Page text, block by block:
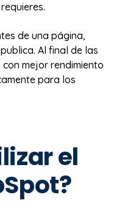
de una página,
Al final de las
mejor rendimiento
para los
el